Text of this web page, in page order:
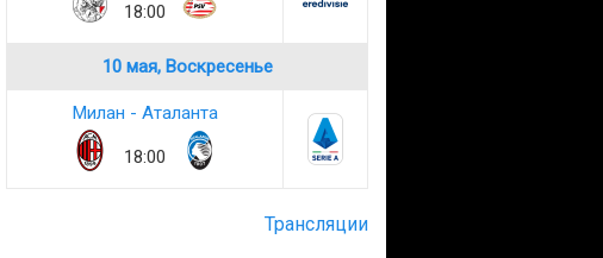
18:00
10 мая, Воскресенье
Милан - Аталанта
18:00
Трансляции